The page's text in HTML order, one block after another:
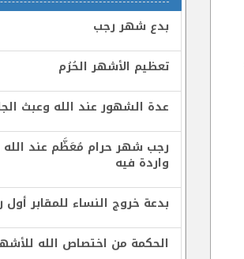
بدع شهر رجب
تعظيم الأشهر الحُرُم
عدة الشهور عند الله وعبث
رجب شهر حرام مُعَظَّم عند الله
واردة فيه
بدعة خروج النساء للمقابر
الحكمة من اختصاص الله